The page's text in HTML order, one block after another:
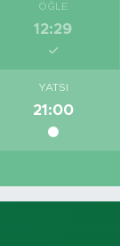
ÖĞLE
12:29
YATSI
21:00